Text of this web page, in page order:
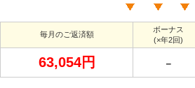
毎月のご返済額
ボーナス
(×年2回)
63,054円 －